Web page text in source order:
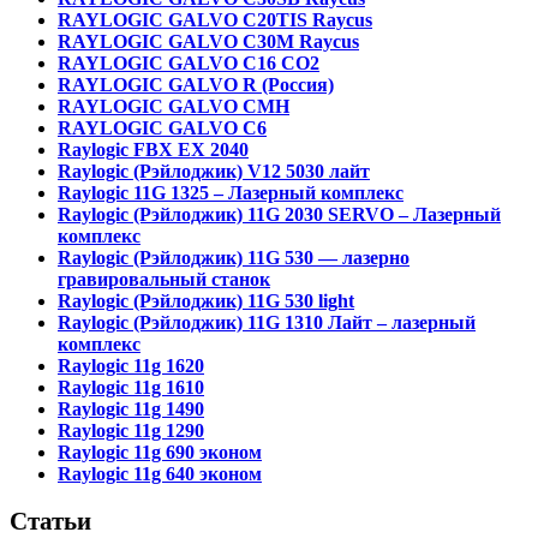
RAYLOGIC GALVO C20TIS Raycus
RAYLOGIC GALVO С30M Raycus
RAYLOGIC GALVO С16 CO2
RAYLOGIC GALVO R (Россия)
RAYLOGIC GALVO CMH
RAYLOGIC GALVO С6
Raylogic FBX EX 2040
Raylogic (Рэйлоджик) V12 5030 лайт
Raylogic 11G 1325 – Лазерный комплекс
Raylogic (Рэйлоджик) 11G 2030 SERVO – Лазерный
комплекс
Raylogic (Рэйлоджик) 11G 530 — лазерно
гравировальный станок
Raylogic (Рэйлоджик) 11G 530 light
Raylogic (Рэйлоджик) 11G 1310 Лайт – лазерный
комплекс
Raylogic 11g 1620
Raylogic 11g 1610
Raylogic 11g 1490
Raylogic 11g 1290
Raylogic 11g 690 эконом
Raylogic 11g 640 эконом
Статьи